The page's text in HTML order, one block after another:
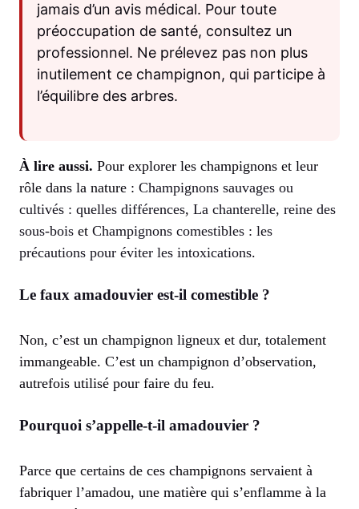
jamais d’un avis médical. Pour toute
préoccupation de santé, consultez un
professionnel. Ne prélevez pas non plus
inutilement ce champignon, qui participe à
l’équilibre des arbres.
À lire aussi. Pour explorer les champignons et leur
rôle dans la nature : Champignons sauvages ou
cultivés : quelles différences, La chanterelle, reine des
sous-bois et Champignons comestibles : les
précautions pour éviter les intoxications.
Le faux amadouvier est-il comestible ?
Non, c’est un champignon ligneux et dur, totalement
immangeable. C’est un champignon d’observation,
autrefois utilisé pour faire du feu.
Pourquoi s’appelle-t-il amadouvier ?
Parce que certains de ces champignons servaient à
fabriquer l’amadou, une matière qui s’enflamme à la